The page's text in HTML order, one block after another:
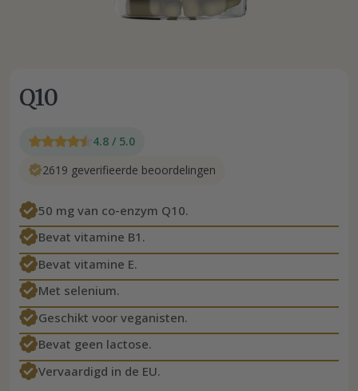
Q10
4.8 / 5.0
2619 geverifieerde beoordelingen
50 mg van co-enzym Q10.
Bevat vitamine B1.
Bevat vitamine E.
Met selenium.
Geschikt voor veganisten.
Bevat geen lactose.
Vervaardigd in de EU.